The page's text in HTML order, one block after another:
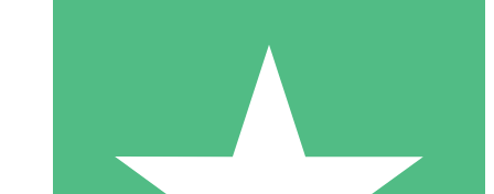
10 Descargas
20 00